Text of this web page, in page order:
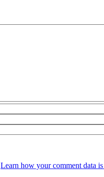
Learn how your comment data is